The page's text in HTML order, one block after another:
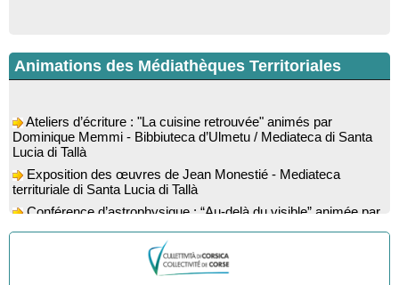
Animations des Médiathèques Territoriales
Dominique Memmi - Bibbiuteca d’Ulmetu / Mediateca di Santa
Lucia di Tallà
territuriale di Santa Lucia di Tallà
l’astrophysicien Paul Guerrini - Médiathèque - Pitretu è
Bicchisgià
Exposition des œuvres de Dominique Malberti Morin :
"Racines, peintures acryliques et aquarelles" - Mediateca